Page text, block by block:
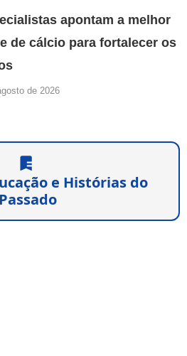
apontam a melhor
de cálcio para fortalecer os
de 2026
e Histórias do
Passado